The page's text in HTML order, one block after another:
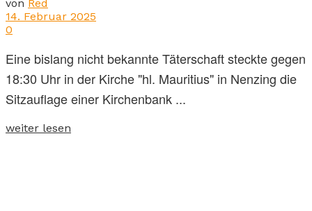
von Red
14. Februar 2025
0
Eine bislang nicht bekannte Täterschaft steckte gegen
18:30 Uhr in der Kirche "hl. Mauritius" in Nenzing die
Sitzauflage einer Kirchenbank ...
weiter lesen